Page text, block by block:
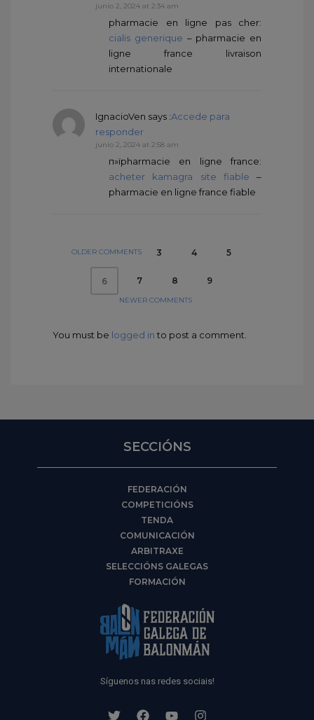
junio 2, 2024 at 2:34 am
pharmacie en ligne pas cher:
cialis generique – pharmacie en
ligne france livraison
internationale
IgnacioVen says :Accede para
responder
junio 2, 2024 at 2:58 am
п»їpharmacie en ligne france:
acheter kamagra site fiable –
pharmacie en ligne france fiable
OLDER COMMENTS 3 4 5
6 7 8 9
NEWER COMMENTS
You must be logged in to post a comment.
SECCIÓNS
FEDERACIÓN
COMPETICIÓNS
TENDA
COMUNICACIÓN
ARBITRAXE
SELECCIÓNS GALEGAS
FORMACIÓN
Síguenos nas redes sociais!